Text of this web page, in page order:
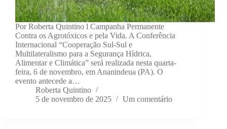
Por Roberta Quintino l Campanha Permanente
Contra os Agrotóxicos e pela Vida. A Conferência
Internacional “Cooperação Sul-Sul e
Multilateralismo para a Segurança Hídrica,
Alimentar e Climática” será realizada nesta quarta-
feira, 6 de novembro, em Ananindeua (PA). O
evento antecede a…
Roberta Quintino
5 de novembro de 2025
Um comentário